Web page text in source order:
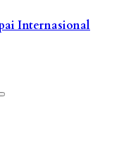
Internasional